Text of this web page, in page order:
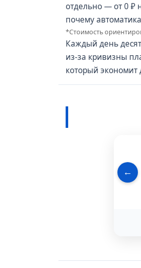
отдельно — от 0 ₽
почему
*Стоимость
Каждый день
из‑за кривизны
который экономит
←